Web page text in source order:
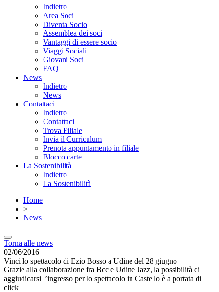
Indietro
Area Soci
Diventa Socio
Assemblea dei soci
Vantaggi di essere socio
Viaggi Sociali
Giovani Soci
FAQ
News
Indietro
News
Contattaci
Indietro
Contattaci
Trova Filiale
Invia il Curriculum
Prenota appuntamento in filiale
Blocco carte
La Sostenibilità
Indietro
La Sostenibilità
Home
>
News
Torna alle news
02/06/2016
Vinci lo spettacolo di Ezio Bosso a Udine del 28 giugno
Grazie alla collaborazione fra Bcc e Udine Jazz, la possibilità di
aggiudicarsi l’ingresso per lo spettacolo in Castello è a portata di
click